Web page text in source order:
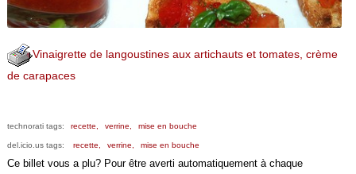
Vinaigrette de langoustines aux artichauts et tomates, crème
de carapaces
technorati tags: recette, verrine, mise en bouche
del.icio.us tags: recette, verrine, mise en bouche
Ce billet vous a plu? Pour être averti automatiquement à chaque